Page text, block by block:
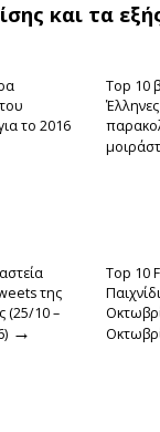
και τα
το 2016
Top 10
Έλληνες
της
(25/10 –
→
Top 10